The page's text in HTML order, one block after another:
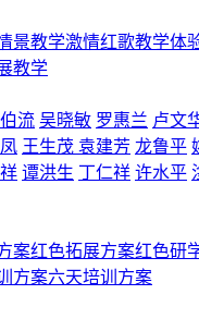
景教学激情红歌教学体
教学
流 吴晓敏 罗惠兰 卢文
王生茂 袁建芳 龙鲁平
谭洪生 丁仁祥 许水平
案红色拓展方案红色研
方案六天培训方案